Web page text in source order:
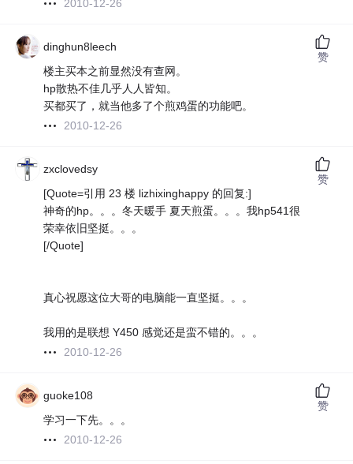
2010-12-26
dinghun8leech
楼主买本之前显然没有查网。
hp散热不佳几乎人人皆知。
买都买了，就当他多了个煎鸡蛋的功能吧。
2010-12-26
赞
zxclovedsy
[Quote=引用 23 楼 lizhixinghappy 的回复:]
神奇的hp。。。冬天暖手 夏天煎蛋。。。我hp541很
荣幸依旧坚挺。。。
[/Quote]
真心祝愿这位大哥的电脑能一直坚挺。。。
我用的是联想 Y450 感觉还是蛮不错的。。。
2010-12-26
赞
guoke108
学习一下先。。。
2010-12-26
赞